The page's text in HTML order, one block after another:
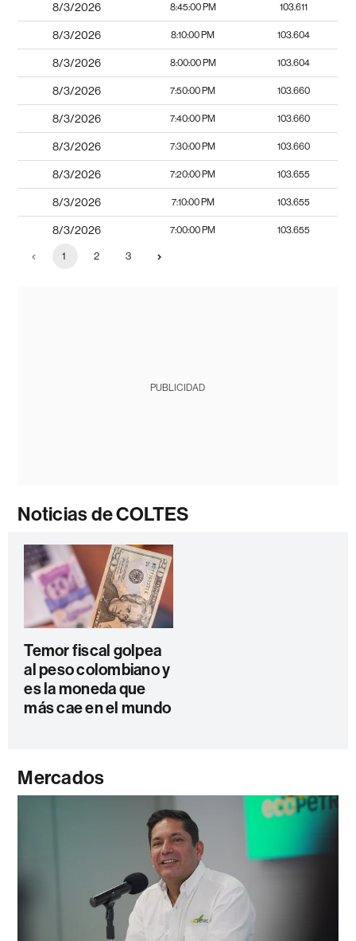
8/3/2026 8:45:00 PM 103.611
8/3/2026 8:10:00 PM 103.604
8/3/2026 8:00:00 PM 103.604
8/3/2026 7:50:00 PM 103.660
8/3/2026 7:40:00 PM 103.660
8/3/2026 7:30:00 PM 103.660
8/3/2026 7:20:00 PM 103.655
8/3/2026 7:10:00 PM 103.655
8/3/2026 7:00:00 PM 103.655
1 2 3
PUBLICIDAD
Noticias de COLTES
Temor fiscal golpea
al peso colombiano y
es la moneda que
más cae en el mundo
Mercados